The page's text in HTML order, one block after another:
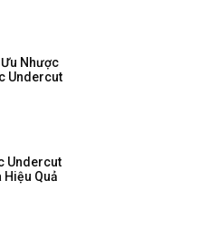
Nhược
Undercut
Undercut
Hiệu Quả